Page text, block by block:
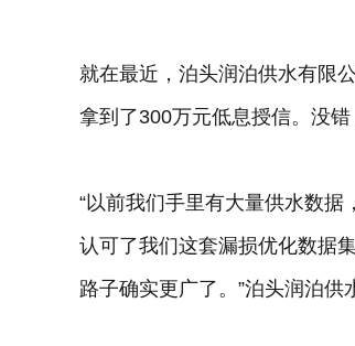
就在最近，泊头润泊供水有限
拿到了300万元低息授信。没
“以前我们手里有大量供水数
认可了我们这套漏损优化数据
路子确实更广了。”泊头润泊供